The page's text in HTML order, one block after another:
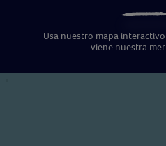
Usa nuestro mapa
viene nuestra